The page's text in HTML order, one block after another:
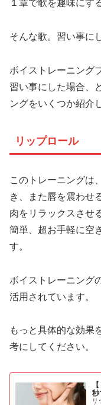
１章で歌を趣味にす
そんな歌。習い事に
ボイストレーニング
習い事にした場合、
ングをいくつか紹介
リップロール
このトレーニングは
き、また唇を震わせ
肉をリラックスさせ
簡単、超お手軽に空
す。
ボイストレーニング
活用されています。
もっと具体的な効果
考にしてください。
秒
リ